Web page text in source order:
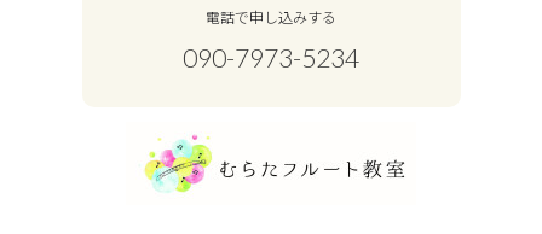
電話で申し込みする
090-7973-5234